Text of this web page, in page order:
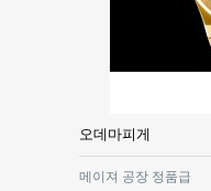
오데마피게
메이져 공장 정품급